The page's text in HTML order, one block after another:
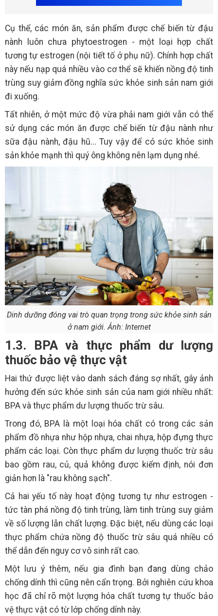
Cụ thể, các món ăn, sản phẩm được chế biến từ đậu
nành luôn chưa phytoestrogen - một loại hợp chất
tương tự estrogen (nội tiết tố ở phụ nữ). Chính hợp chất
này nếu nạp quá nhiều vào cơ thể sẽ khiến nồng độ tinh
trùng suy giảm đồng nghĩa sức khỏe sinh sản nam giới
đi xuống.
Tất nhiên, ở một mức độ vừa phải nam giới vẫn có thể
sử dụng các món ăn được chế biến từ đậu nành như
sữa đậu nành, đậu hũ... Tuy vậy để có sức khỏe sinh
sản khỏe mạnh thì quý ông không nên lạm dụng nhé.
Dinh dưỡng đóng vai trò quan trọng trong sức khỏe sinh sản
ở nam giới. Ảnh: Internet
1.3. BPA và thực phẩm dư lượng
thuốc bảo vệ thực vật
Hai thứ được liệt vào danh sách đáng sợ nhất, gây ảnh
hưởng đến sức khỏe sinh sản của nam giới nhiều nhất:
BPA và thực phẩm dư lượng thuốc trừ sâu.
Trong đó, BPA là một loại hóa chất có trong các sản
phẩm đồ nhựa như hộp nhựa, chai nhựa, hộp đựng thực
phẩm các loại. Còn thực phẩm dư lượng thuốc trừ sâu
bao gồm rau, củ, quả không được kiểm định, nói đơn
giản hơn là "rau không sạch".
Cả hai yếu tố này hoạt động tương tự như estrogen -
tức tàn phá nồng độ tinh trùng, làm tinh trùng suy giảm
về số lượng lẫn chất lượng. Đặc biệt, nếu dùng các loại
thực phẩm chứa nồng độ thuốc trừ sâu quá nhiều có
thể dẫn đến nguy cơ vô sinh rất cao.
Một lưu ý thêm, nếu gia đình bạn đang dùng chảo
chống dính thì cũng nên cẩn trọng. Bởi nghiên cứu khoa
học đã chỉ rõ một lượng hóa chất tương tự thuốc bảo
vệ thực vật có từ lớp chống dính này.